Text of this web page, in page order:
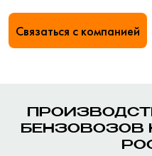
Связаться с компанией
БЕНЗОВОЗОВ